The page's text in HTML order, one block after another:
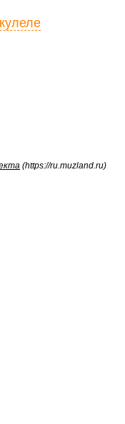
(https://ru.muzland.ru)